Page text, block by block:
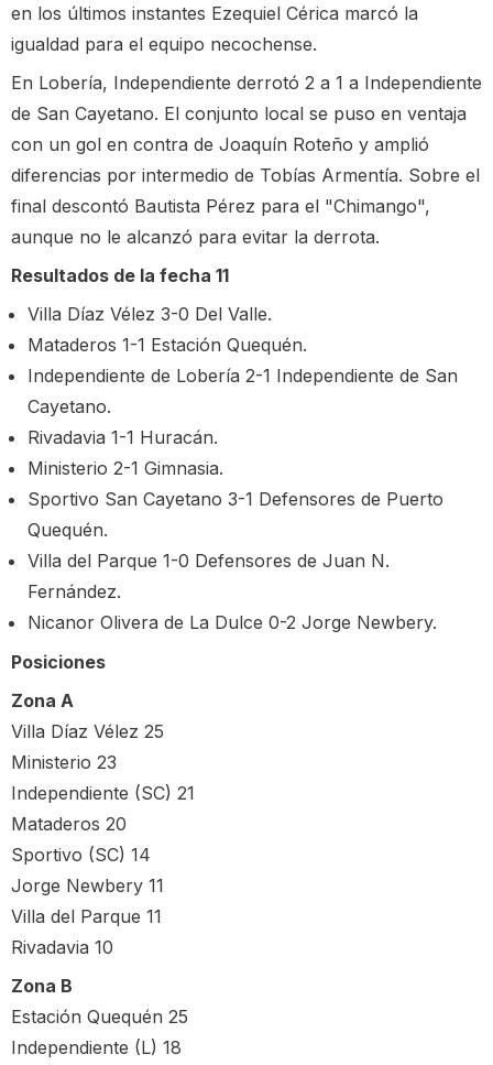
en los últimos instantes Ezequiel Cérica marcó la
igualdad para el equipo necochense.
En Lobería, Independiente derrotó 2 a 1 a Independiente
de San Cayetano. El conjunto local se puso en ventaja
con un gol en contra de Joaquín Roteño y amplió
diferencias por intermedio de Tobías Armentía. Sobre el
final descontó Bautista Pérez para el "Chimango",
aunque no le alcanzó para evitar la derrota.
Resultados de la fecha 11
Villa Díaz Vélez 3-0 Del Valle.
Mataderos 1-1 Estación Quequén.
Independiente de Lobería 2-1 Independiente de San
Cayetano.
Rivadavia 1-1 Huracán.
Ministerio 2-1 Gimnasia.
Sportivo San Cayetano 3-1 Defensores de Puerto
Quequén.
Villa del Parque 1-0 Defensores de Juan N.
Fernández.
Nicanor Olivera de La Dulce 0-2 Jorge Newbery.
Posiciones
Zona A
Villa Díaz Vélez 25
Ministerio 23
Independiente (SC) 21
Mataderos 20
Sportivo (SC) 14
Jorge Newbery 11
Villa del Parque 11
Rivadavia 10
Zona B
Estación Quequén 25
Independiente (L) 18